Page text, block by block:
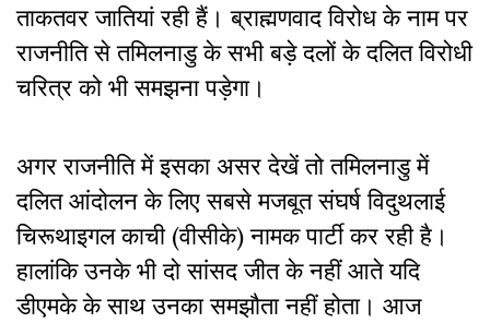
ताकतवर जातियां रही हैं। ब्राह्मणवाद विरोध के नाम पर
राजनीति से तमिलनाडु के सभी बड़े दलों के दलित विरोधी
चरित्र को भी समझना पड़ेगा।
अगर राजनीति में इसका असर देखें तो तमिलनाडु में
दलित आंदोलन के लिए सबसे मजबूत संघर्ष विदुथलाई
चिरूथाइगल काची (वीसीके) नामक पार्टी कर रही है।
हालांकि उनके भी दो सांसद जीत के नहीं आते यदि
डीएमके के साथ उनका समझौता नहीं होता। आज